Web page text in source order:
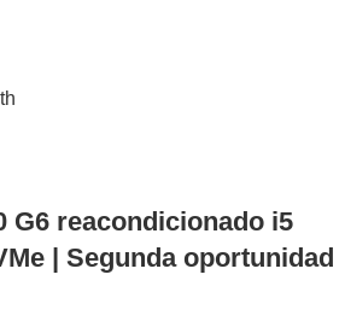
G6 reacondicionado i5
| Segunda oportunidad